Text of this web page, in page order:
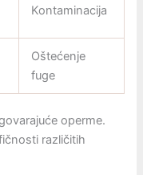
Kontaminacija
Oštećenje
fuge
operme.
različitih